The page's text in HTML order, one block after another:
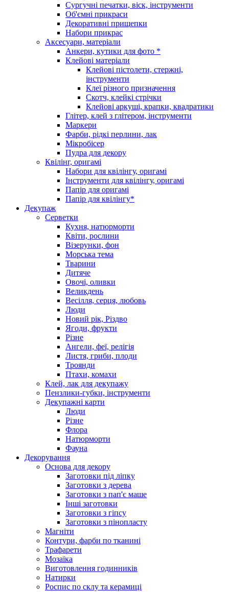
Сургучні печатки, віск, інструменти
Об'ємні прикраси
Декоративні прищепки
Набори прикрас
Аксесуари, матеріали
Анкери, кутики для фото *
Клейові матеріали
Клейові пістолети, стержні,
інструменти
Клеї різного призначення
Скотч, клейкі стрічки
Клейові аркуші, крапки, квадратики
Глітер, клей з глітером, інструменти
Маркери
Фарби, рідкі перлини, лак
Мікробісер
Пудра для декору
Квілінг, оригамі
Набори для квілінгу, оригамі
Інструменти для квілінгу, оригамі
Папір для оригамі
Папір для квілінгу*
Декупаж
Серветки
Кухня, натюрморти
Квіти, рослини
Візерунки, фон
Морська тема
Тварини
Дитяче
Овочі, оливки
Великдень
Весілля, серця, любовь
Люди
Новий рік, Різдво
Ягоди, фрукти
Різне
Ангели, феї, релігія
Листя, гриби, плоди
Троянди
Птахи, комахи
Клей, лак для декупажу
Пензлики-губки, інструменти
Декупажні карти
Люди
Різне
Флора
Натюрморти
Фауна
Декорування
Основа для декору
Заготовки під ліпку
Заготовки з дерева
Заготовки з пап'є маше
Інші заготовки
Заготовки з гіпсу
Заготовки з пінопласту
Магніти
Контури, фарби по тканині
Трафарети
Мозаїка
Виготовлення годинників
Натирки
Роспис по склу та керамиці